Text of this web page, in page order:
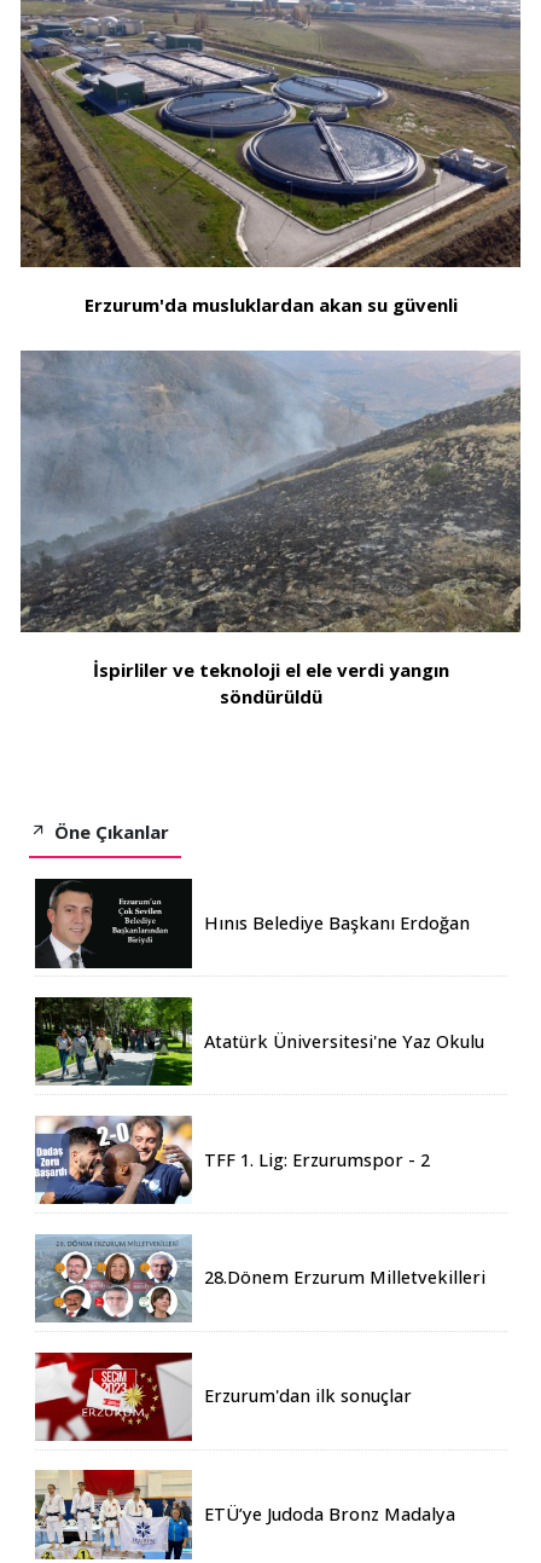
Erzurum'da musluklardan akan su güvenli
İspirliler ve teknoloji el ele verdi yangın
söndürüldü
Öne Çıkanlar
Hınıs Belediye Başkanı Erdoğan
Atatürk Üniversitesi'ne Yaz Okulu
TFF 1. Lig: Erzurumspor - 2
28.Dönem Erzurum Milletvekilleri
Erzurum'dan ilk sonuçlar
ETÜ’ye Judoda Bronz Madalya